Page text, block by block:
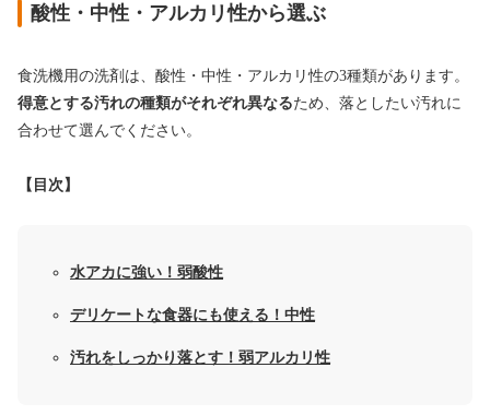
酸性・中性・アルカリ性から選ぶ
食洗機用の洗剤は、酸性・中性・アルカリ性の3種類があります。
得意とする汚れの種類がそれぞれ異なるため、落としたい汚れに
合わせて選んでください。
【目次】
水アカに強い！弱酸性
デリケートな食器にも使える！中性
汚れをしっかり落とす！弱アルカリ性